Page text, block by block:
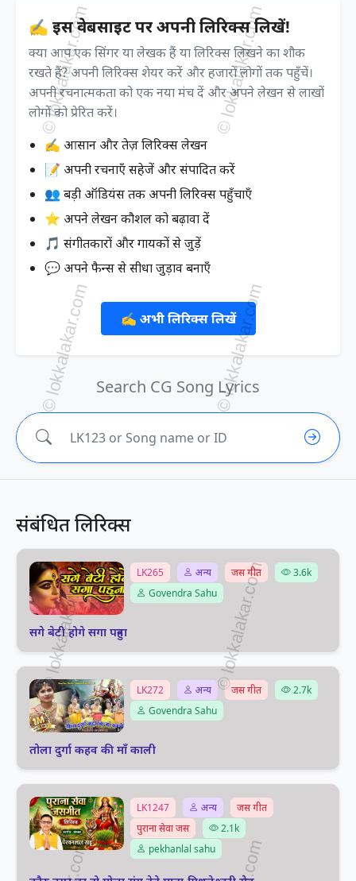
✍️ इस वेबसाइट पर अपनी लिरिक्स लिखें!
क्या आप एक सिंगर या लेखक हैं या लिरिक्स लिखने का शौक
रखते हैं? अपनी लिरिक्स शेयर करें और हजारों लोगों तक पहुँचें।
अपनी रचनात्मकता को एक नया मंच दें और अपने लेखन से लाखों
लोगों को प्रेरित करें।
✍️ आसान और तेज़ लिरिक्स लेखन
📝 अपनी रचनाएँ सहेजें और संपादित करें
👥 बड़ी ऑडियंस तक अपनी लिरिक्स पहुँचाएँ
⭐ अपने लेखन कौशल को बढ़ावा दें
🎵 संगीतकारों और गायकों से जुड़ें
💬 अपने फैन्स से सीधा जुड़ाव बनाएँ
✍️ अभी लिरिक्स लिखें
Search CG Song Lyrics
संबंधित लिरिक्स
LK265 अन्य जस गीत
3.6k
Govendra Sahu
सगे बेटी होगे सगा पहुना
LK272 अन्य जस गीत
2.7k
Govendra Sahu
तोला दुर्गा कहव की माँ काली
LK1247 अन्य
जस गीत
पुराना सेवा जस
2.1k
pekhanlal sahu